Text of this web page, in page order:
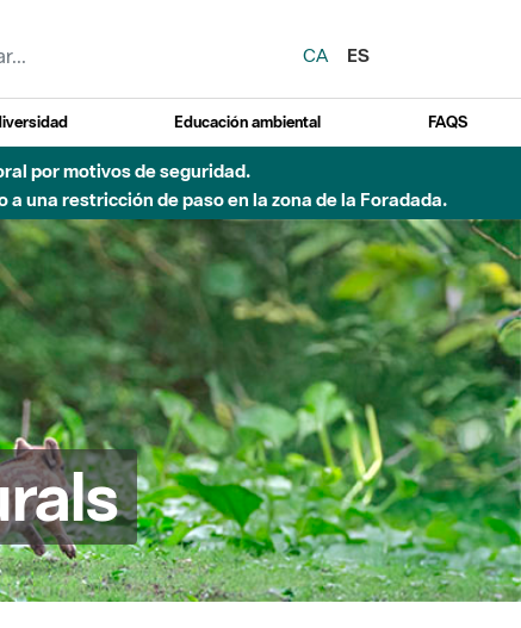
CA
ES
Educación ambiental FAQS
por motivos de seguridad.
una restricción de paso en la zona de la Foradada.